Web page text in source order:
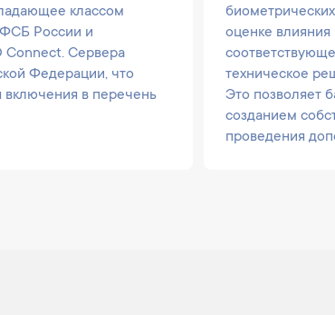
классом
России и
Connect. Сервера
Федерации, что
включения в перечень
оценке
техническое
Это позволяет
созданием
проведения